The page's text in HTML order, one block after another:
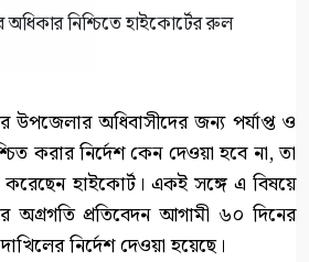
উপজেলার অধিবাসীদের জন্য পর্যাপ্ত ও
করার নির্দেশ কেন দেওয়া হবে না, তা
হাইকোর্ট। একই সঙ্গে এ বিষয়ে
অগ্রগতি প্রতিবেদন আগামী ৬০ দিনের
নির্দেশ দেওয়া হয়েছে।